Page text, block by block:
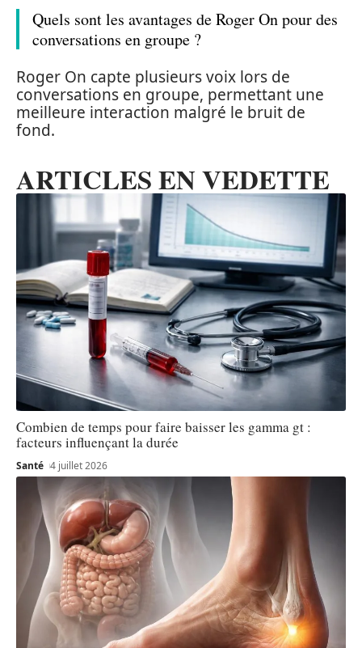
Quels sont les avantages de Roger On pour des
conversations en groupe ?
Roger On capte plusieurs voix lors de
conversations en groupe, permettant une
meilleure interaction malgré le bruit de
fond.
ARTICLES EN VEDETTE
Combien de temps pour faire baisser les gamma gt :
facteurs influençant la durée
Santé 4 juillet 2026